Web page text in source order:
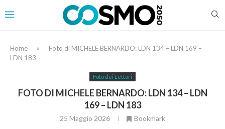
Home »
Foto di MICHELE BERNARDO: LDN 134 – LDN 169 –
LDN 183
Foto dei Lettori
FOTO DI MICHELE BERNARDO: LDN 134 – LDN
169 – LDN 183
25 Maggio 2026 Bookmark